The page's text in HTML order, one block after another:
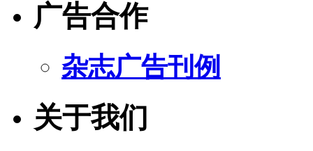
广告合作
杂志广告刊例
关于我们